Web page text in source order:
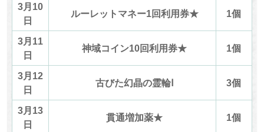
3月10
日
ルーレットマネー1回利用券★ 1個
3月11
日
神域コイン10回利用券★ 1個
3月12
日
古びた幻晶の霊輪Ⅰ 3個
3月13
日
貫通増加薬★ 1個